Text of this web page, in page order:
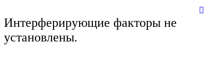
Интерферирующие факторы не
установлены.